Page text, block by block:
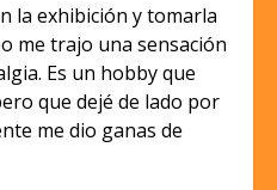
la exhibición y tomarla
me trajo una sensación
Es un hobby que
que dejé de lado por
me dio ganas de